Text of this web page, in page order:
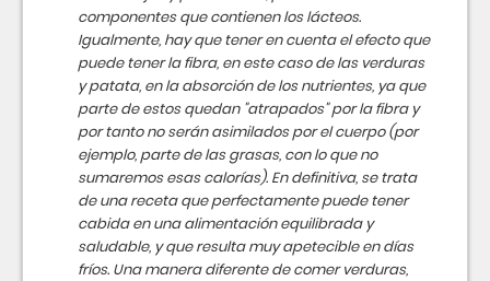
componentes que contienen los lácteos.
Igualmente, hay que tener en cuenta el efecto que
puede tener la fibra, en este caso de las verduras
y patata, en la absorción de los nutrientes, ya que
parte de estos quedan "atrapados" por la fibra y
por tanto no serán asimilados por el cuerpo (por
ejemplo, parte de las grasas, con lo que no
sumaremos esas calorías). En definitiva, se trata
de una receta que perfectamente puede tener
cabida en una alimentación equilibrada y
saludable, y que resulta muy apetecible en días
fríos. Una manera diferente de comer verduras,